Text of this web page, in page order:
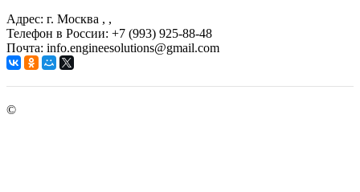
Адрес: г. Москва , ,
Телефон в России: +7 (993) 925-88-48
Почта: info.engineesolutions@gmail.com
©